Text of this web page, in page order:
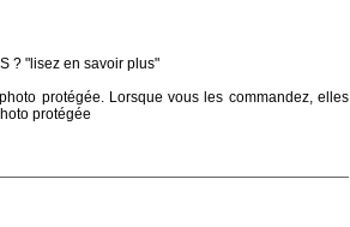
? "lisez en savoir plus"
protégée. Lorsque vous les commandez, elles
protégée